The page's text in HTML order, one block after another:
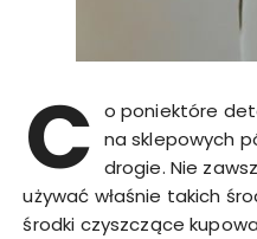
C o poniektóre
na sklepowych
drogie. Nie
używać właśnie takich
środki czyszczące